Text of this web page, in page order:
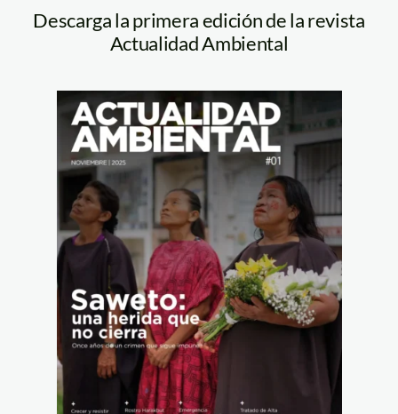
Descarga la primera edición de la revista
Actualidad Ambiental